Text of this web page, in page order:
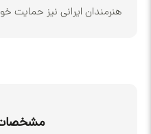
ایرانی نیز حمایت خواهید کرد.
مشخصات محصول